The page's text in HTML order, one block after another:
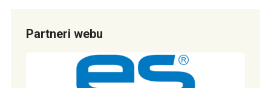
Partneri webu